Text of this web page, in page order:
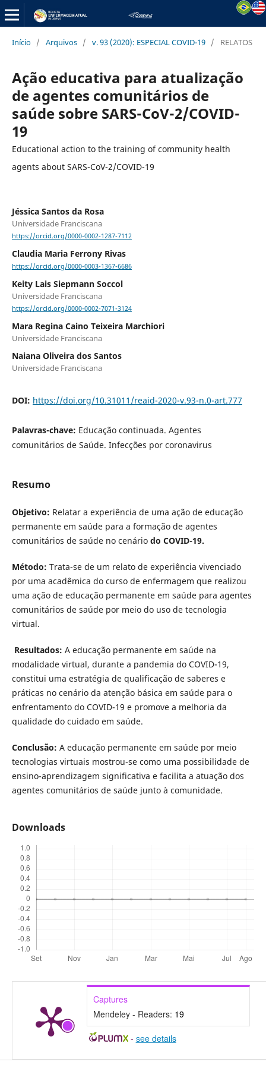
Início / Arquivos / v. 93 (2020): ESPECIAL COVID-19 / RELATOS
Ação educativa para atualização
de agentes comunitários de
saúde sobre SARS-CoV-2/COVID-
19
Educational action to the training of community health
agents about SARS-CoV-2/COVID-19
Jéssica Santos da Rosa
Universidade Franciscana
https://orcid.org/0000-0002-1287-7112
Claudia Maria Ferrony Rivas
https://orcid.org/0000-0003-1367-6686
Keity Lais Siepmann Soccol
Universidade Franciscana
https://orcid.org/0000-0002-7071-3124
Mara Regina Caino Teixeira Marchiori
Universidade Franciscana
Naiana Oliveira dos Santos
Universidade Franciscana
DOI: https://doi.org/10.31011/reaid-2020-v.93-n.0-art.777
Palavras-chave: Educação continuada. Agentes
comunitários de Saúde. Infecções por coronavirus
Resumo
Objetivo: Relatar a experiência de uma ação de educação
permanente em saúde para a formação de agentes
comunitários de saúde no cenário do COVID-19.
Método: Trata-se de um relato de experiência vivenciado
por uma acadêmica do curso de enfermagem que realizou
uma ação de educação permanente em saúde para agentes
comunitários de saúde por meio do uso de tecnologia
virtual.
Resultados: A educação permanente em saúde na
modalidade virtual, durante a pandemia do COVID-19,
constitui uma estratégia de qualificação de saberes e
práticas no cenário da atenção básica em saúde para o
enfrentamento do COVID-19 e promove a melhoria da
qualidade do cuidado em saúde.
Conclusão: A educação permanente em saúde por meio
tecnologias virtuais mostrou-se como uma possibilidade de
ensino-aprendizagem significativa e facilita a atuação dos
agentes comunitários de saúde junto à comunidade.
Downloads
Captures
Mendeley - Readers: 19
- see details